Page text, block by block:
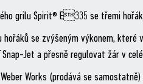
grilu Spirit® E335 se třemi
se zvýšeným výkonem,
Jet a přesně regulovat žár v
Works (prodává se